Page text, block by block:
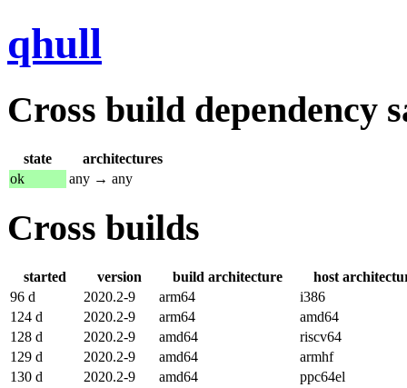
qhull
Cross build dependency
state
architectures
ok
any → any
Cross builds
started version build architecture
host
96 d
2020.2-9 arm64
i386
124 d
2020.2-9 arm64
amd64
128 d
2020.2-9 amd64
riscv64
129 d
2020.2-9 amd64
armhf
130 d
2020.2-9 amd64
ppc64el